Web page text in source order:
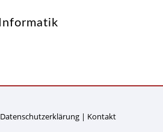
Informatik
Datenschutzerklärung Kontakt